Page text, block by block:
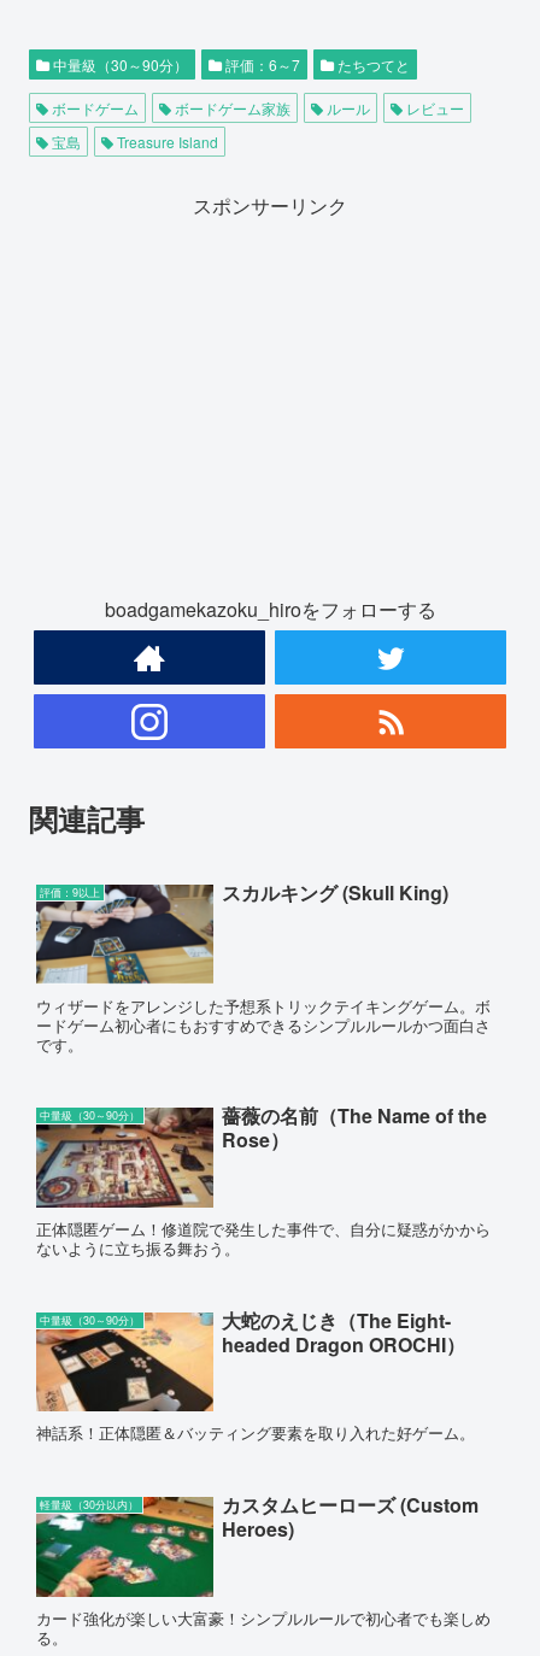
中量級（30～90分） 評価：6～7 たちつてと
ボードゲーム ボードゲーム家族 ルール
レビュー
宝島
Treasure Island
スポンサーリンク
boadgamekazoku_hiroをフォローする
関連記事
評価：9以上 スカルキング (Skull King)
ウィザードをアレンジした予想系トリックテイキングゲーム。ボ
ードゲーム初心者にもおすすめできるシンプルルールかつ面白さ
です。
中量級（30～90分）
薔薇の名前（The Name of the
Rose）
正体隠匿ゲーム！修道院で発生した事件で、自分に疑惑がかから
ないように立ち振る舞おう。
中量級（30～90分）
大蛇のえじき（The Eight-
headed Dragon OROCHI）
神話系！正体隠匿＆バッティング要素を取り入れた好ゲーム。
軽量級（30分以内）
カスタムヒーローズ (Custom
Heroes)
カード強化が楽しい大富豪！シンプルルールで初心者でも楽しめ
る。